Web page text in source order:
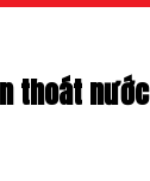
thoát nước